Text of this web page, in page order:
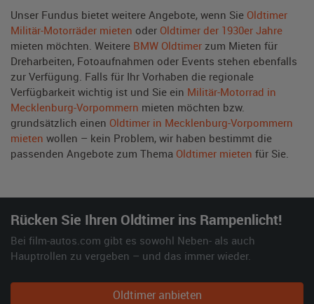
Unser Fundus bietet weitere Angebote, wenn Sie Oldtimer
Militär-Motorräder mieten oder Oldtimer der 1930er Jahre
mieten möchten. Weitere BMW Oldtimer zum Mieten für
Dreharbeiten, Fotoaufnahmen oder Events stehen ebenfalls
zur Verfügung. Falls für Ihr Vorhaben die regionale
Verfügbarkeit wichtig ist und Sie ein Militär-Motorrad in
Mecklenburg-Vorpommern mieten möchten bzw.
grundsätzlich einen Oldtimer in Mecklenburg-Vorpommern
mieten wollen – kein Problem, wir haben bestimmt die
passenden Angebote zum Thema Oldtimer mieten für Sie.
Rücken Sie Ihren Oldtimer ins Rampenlicht!
Bei film-autos.com gibt es sowohl Neben- als auch
Hauptrollen zu vergeben – und das immer wieder.
Oldtimer anbieten